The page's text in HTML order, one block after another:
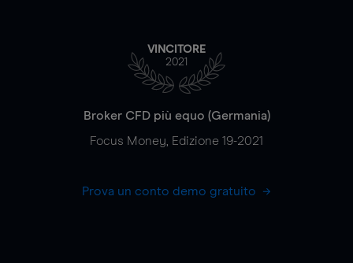
VINCITORE
2021
Broker CFD più equo (Germania)
Focus Money, Edizione 19-2021
Prova un conto demo gratuito